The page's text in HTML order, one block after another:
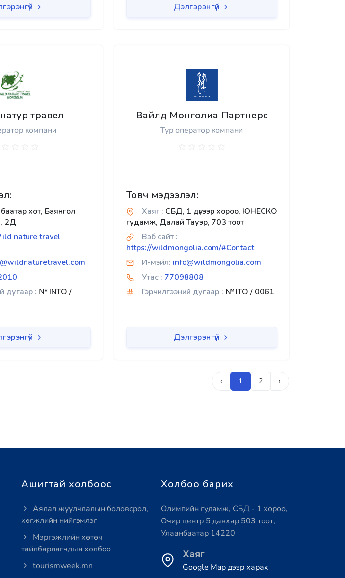
Дэлгэрэнгүй
травел
компани
хот, Баянгол
2Д
nature travel
дугаар : № INTO /
Вайлд Монголиа Партнерс
Тур оператор компани
Товч мэдээлэл:
Хаяг : СБД, 1 дүгээр хороо, ЮНЕСКО
гудамж, Далай Тауэр, 703 тоот
Вэб сайт :
https://wildmongolia.com/#Contact
И-мэйл: info@wildmongolia.com
Утас : 77098808
Гэрчилгээний дугаар : № ITO / 0061
Дэлгэрэнгүй
‹ 1 2 ›
Ашигтай холбоос
Аялал жуулчлалын боловсрол,
хөгжлийн нийгэмлэг
Мэргэжлийн хөтөч
тайлбарлагчдын холбоо
tourismweek.mn
Холбоо барих
Олимпийн гудамж, СБД - 1 хороо,
Очир центр 5 давхар 503 тоот,
Улаанбаатар 14220
Хаяг
Google Map дээр харах